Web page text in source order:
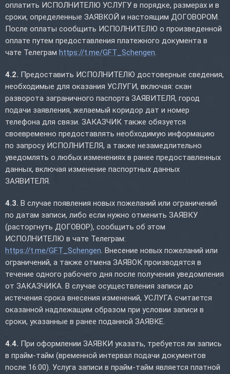
оплатить ИСПОЛНИТЕЛЮ УСЛУГУ в порядке, размерах и в
сроки, определенные ЗАЯВКОЙ и настоящим ДОГОВОРОМ.
После оплаты сообщить ИСПОЛНИТЕЛЮ о произведенной
оплате путем предоставления платежного документа в
чате Телеграм https://t.me/GFT_Schengen.
4.2. Предоставить ИСПОЛНИТЕЛЮ достоверные сведения,
необходимые для оказания УСЛУГИ, включая: скан
разворота заграничного паспорта ЗАЯВИТЕЛЯ, город
подачи заявления, желаемый коридор дат и номер
телефона для связи. ЗАКАЗЧИК также обязуется
своевременно предоставлять необходимую информацию
по запросу ИСПОЛНИТЕЛЯ, а также незамедлительно
уведомлять о любых изменениях в ранее предоставленных
данных, включая изменение паспортных данных
ЗАЯВИТЕЛЯ.
4.3. В случае появления новых пожеланий или ограничений
по датам записи, либо если нужно отменить ЗАЯВКУ
(расторгнуть ДОГОВОР), сообщить об этом
ИСПОЛНИТЕЛЮ в чате Телеграм:
https://t.me/GFT_Schengen. Внесение новых пожеланий или
ограничений, а также отмена ЗАЯВОК производятся в
течение одного рабочего дня после получения уведомления
от ЗАКАЗЧИКА. В случае осуществления записи до
истечения срока внесения изменений, УСЛУГА считается
оказанной надлежащим образом при условии записи в
сроки, указанные в ранее поданной ЗАЯВКЕ.
4.4. При оформлении ЗАЯВКИ указать, требуется ли запись
в прайм-тайм (временной интервал подачи документов
после 16:00). Услуга записи в прайм-тайм является платной